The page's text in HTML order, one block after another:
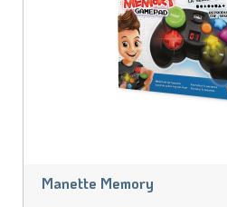
Manette Memory